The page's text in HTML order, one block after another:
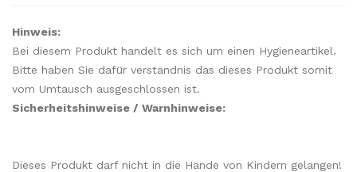
Hinweis:
Bei diesem Produkt handelt es sich um einen Hygieneartikel.
Bitte haben Sie dafür verständnis das dieses Produkt somit
vom Umtausch ausgeschlossen ist.
Sicherheitshinweise / Warnhinweise:
Dieses Produkt darf nicht in die Hände von Kindern gelangen!